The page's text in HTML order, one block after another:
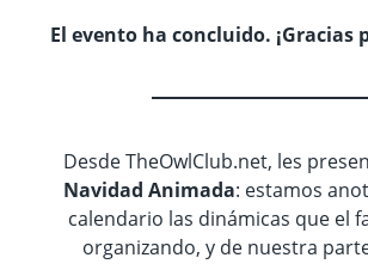
El evento ha concluido. ¡Gracias
Desde TheOwlClub.net, les
Navidad Animada: estamos
calendario las dinámicas que el
organizando, y de nuestra